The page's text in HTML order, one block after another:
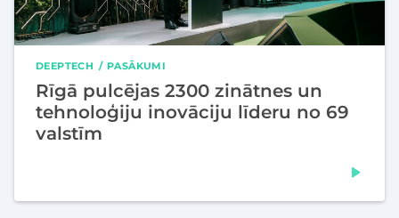
DEEPTECH PASĀKUMI
Rīgā pulcējas 2300 zinātnes un
tehnoloģiju inovāciju līderu no 69
valstīm